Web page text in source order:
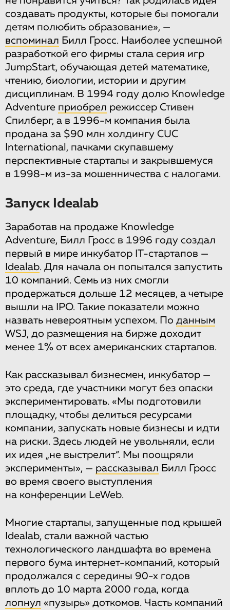
создавать продукты, которые бы помогали
детям полюбить образование», —
вспоминал Билл Гросс. Наиболее успешной
разработкой его фирмы стала серия игр
JumpStart, обучающая детей математике,
чтению, биологии, истории и другим
дисциплинам. В 1994 году долю Knowledge
Adventure приобрел режиссер Стивен
Спилберг, а в 1996-м компания была
продана за $90 млн холдингу CUC
International, пачками скупавшему
перспективные стартапы и закрывшемуся
в 1998-м из-за мошенничества с налогами.
Запуск Idealab
Заработав на продаже Knowledge
Adventure, Билл Гросс в 1996 году создал
первый в мире инкубатор IT-стартапов —
Idealab. Для начала он попытался запустить
10 компаний. Семь из них смогли
продержаться дольше 12 месяцев, а четыре
вышли на IPO. Такие показатели можно
назвать невероятным успехом. По данным
WSJ, до размещения на бирже доходит
менее 1% от всех американских стартапов.
Как рассказывал бизнесмен, инкубатор —
это среда, где участники могут без опаски
экспериментировать. «Мы подготовили
площадку, чтобы делиться ресурсами
компании, запускать новые бизнесы и идти
на риски. Здесь людей не увольняли, если
их идея „не выстрелит“. Мы поощряли
эксперименты», — рассказывал Билл Гросс
во время своего выступления
на конференции LeWeb.
Многие стартапы, запущенные под крышей
Idealab, стали важной частью
технологического ландшафта во времена
первого бума интернет-компаний, который
продолжался с середины 90-х годов
вплоть до 10 марта 2000 года, когда
лопнул «пузырь» доткомов. Часть компаний